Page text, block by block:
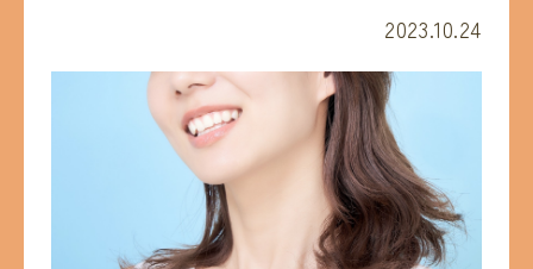
2023.10.24